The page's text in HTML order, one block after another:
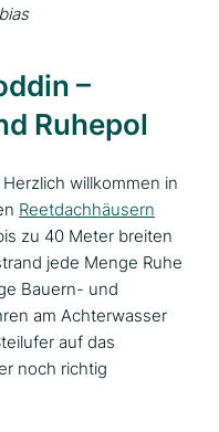
–
Ruhepol
willkommen in
Reetdachhäusern
zu 40 Meter breiten
jede Menge Ruhe
Bauern- und
am Achterwasser
auf das
noch richtig